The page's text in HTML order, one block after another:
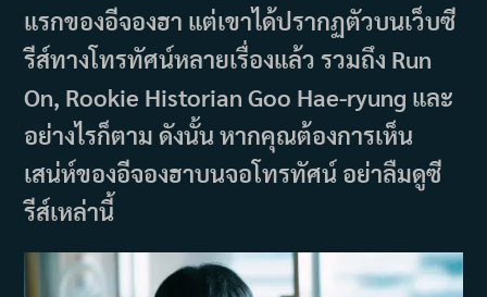
แรกของอีจองฮา แต่เขาได้ปรากฏตัวบนเว็บซี
รีส์ทางโทรทัศน์หลายเรื่องแล้ว รวมถึง Run
On, Rookie Historian Goo Hae-ryung และ
อย่างไรก็ตาม ดังนั้น หากคุณต้องการเห็น
เสน่ห์ของอีจองฮาบนจอโทรทัศน์ อย่าลืมดูซี
รีส์เหล่านี้